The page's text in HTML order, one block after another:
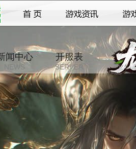
闻中心
NEWS
开服表
SERVER